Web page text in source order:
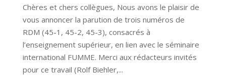
Chères et chers collègues, Nous avons le plaisir de
vous annoncer la parution de trois numéros de
RDM (45-1, 45-2, 45-3), consacrés à
l’enseignement supérieur, en lien avec le séminaire
international FUMME. Merci aux rédacteurs invités
pour ce travail (Rolf Biehler,...